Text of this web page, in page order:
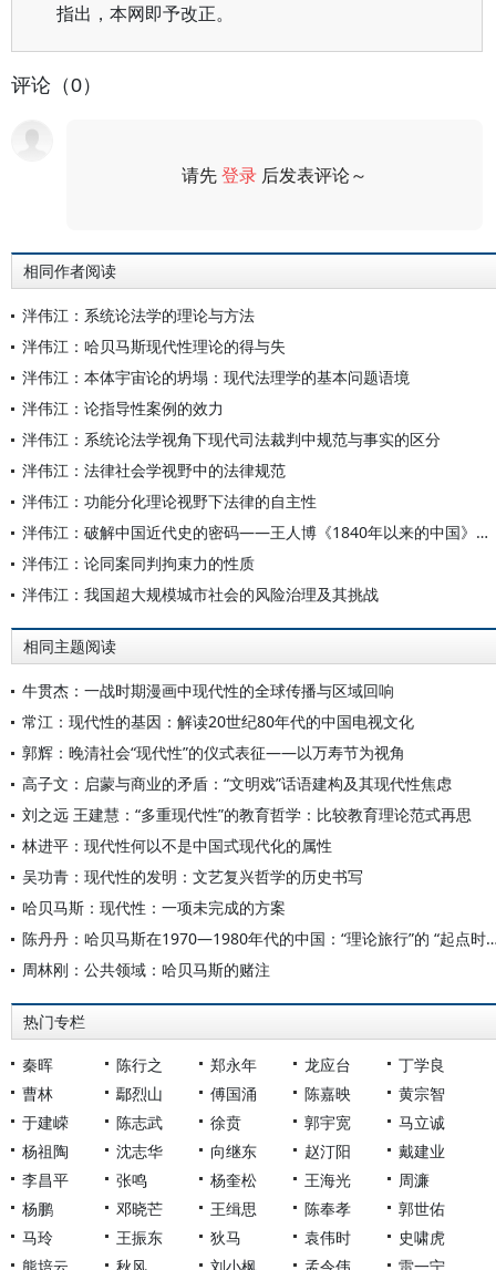
指出，本网即予改正。
评论（0）
请先登录 后发表评论～
相同作者阅读
泮伟江：系统论法学的理论与方法
泮伟江：哈贝马斯现代性理论的得与失
泮伟江：本体宇宙论的坍塌：现代法理学的基本问题语境
泮伟江：论指导性案例的效力
泮伟江：系统论法学视角下现代司法裁判中规范与事实的区分
泮伟江：法律社会学视野中的法律规范
泮伟江：功能分化理论视野下法律的自主性
泮伟江：破解中国近代史的密码——王人博《1840年以来的中国》读后感
泮伟江：论同案同判拘束力的性质
泮伟江：我国超大规模城市社会的风险治理及其挑战
相同主题阅读
牛贯杰：一战时期漫画中现代性的全球传播与区域回响
常江：现代性的基因：解读20世纪80年代的中国电视文化
郭辉：晚清社会“现代性”的仪式表征——以万寿节为视角
高子文：启蒙与商业的矛盾：“文明戏”话语建构及其现代性焦虑
刘之远 王建慧：“多重现代性”的教育哲学：比较教育理论范式再思
林进平：现代性何以不是中国式现代化的属性
吴功青：现代性的发明：文艺复兴哲学的历史书写
哈贝马斯：现代性：一项未完成的方案
陈丹丹：哈贝马斯在1970—1980年
周林刚：公共领域：哈贝马斯的赌注
热门专栏
秦晖 陈行之 郑永年 龙应台
丁学良
曹林
鄢烈山 傅国涌 陈嘉映
黄宗智
于建嵘
陈志武 徐贲 郭宇宽
马立诚
杨祖陶
沈志华 向继东 赵汀阳
戴建业
李昌平
张鸣 杨奎松 王海光
周濂
杨鹏
邓晓芒 王缉思 陈奉孝
郭世佑
马玲
王振东 狄马 袁伟时
史啸虎